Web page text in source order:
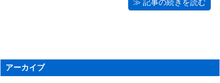
≫ 記事の続きを読む
アーカイブ